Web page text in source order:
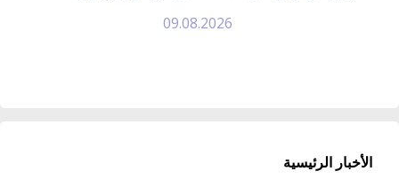
09.08.2026
الأخبار الرئيسية